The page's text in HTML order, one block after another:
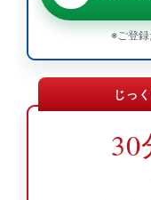
※ご登
じっ
30